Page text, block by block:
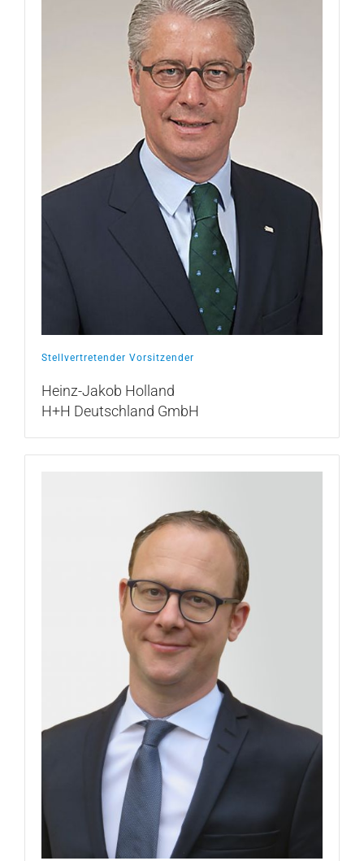
Stellvertretender Vorsitzender
Heinz-Jakob Holland
H+H Deutschland GmbH